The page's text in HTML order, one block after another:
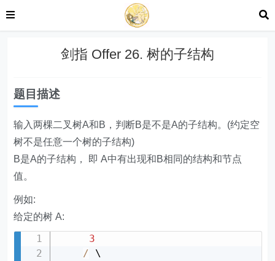
剑指 Offer 26. 树的子结构
题目描述
输入两棵二叉树A和B，判断B是不是A的子结构。(约定空
树不是任意一个树的子结构)
B是A的子结构， 即 A中有出现和B相同的结构和节点
值。
例如:
给定的树 A:
3
/ \